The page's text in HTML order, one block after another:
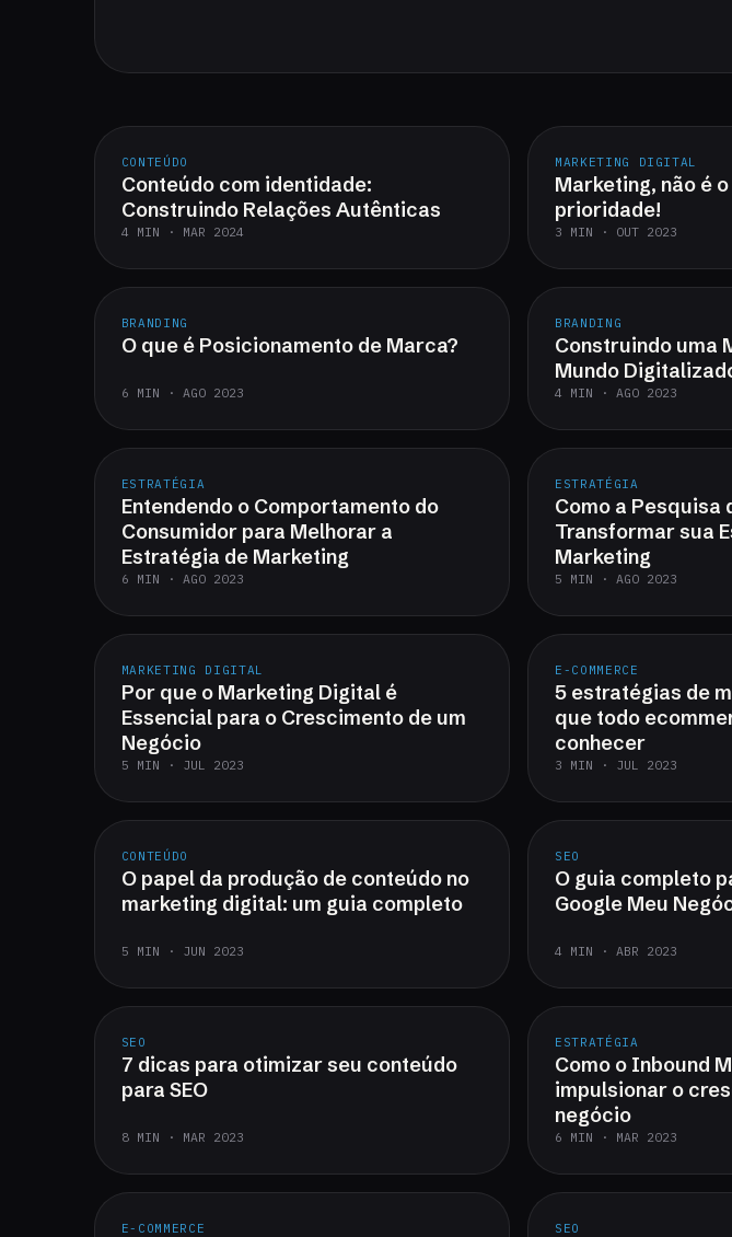
CONTEÚDO
Conteúdo com identidade:
Construindo Relações Autênticas
4 MIN · MAR 2024
MARKETING DIGITAL
Marketing, não é
prioridade!
3 MIN · OUT 2023
BRANDING
O que é Posicionamento de Marca?
6 MIN · AGO 2023
BRANDING
Construindo uma
Mundo
4 MIN · AGO 2023
ESTRATÉGIA
Entendendo o Comportamento do
Consumidor para Melhorar a
Estratégia de Marketing
6 MIN · AGO 2023
ESTRATÉGIA
Como a Pesquisa
Transformar sua
Marketing
5 MIN · AGO 2023
MARKETING DIGITAL
Por que o Marketing Digital é
Essencial para o Crescimento de um
Negócio
5 MIN · JUL 2023
E-COMMERCE
5 estratégias de
que todo
conhecer
3 MIN · JUL 2023
CONTEÚDO
O papel da produção de conteúdo no
marketing digital: um guia completo
5 MIN · JUN 2023
SEO
O guia completo
Google Meu
4 MIN · ABR 2023
SEO
7 dicas para otimizar seu conteúdo
para SEO
8 MIN · MAR 2023
ESTRATÉGIA
Como o Inbound
impulsionar o
negócio
6 MIN · MAR 2023
E-COMMERCE SEO